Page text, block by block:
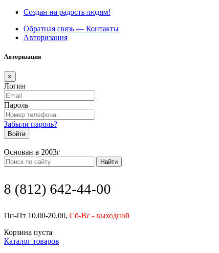
Создан на радость людям!
Обратная связь — Контакты
Авторизация
Авторизация
×
Логин
Пароль
Забыли пароль?
Войти
Основан в 2003г
Найти
8 (812) 642-44-00
Пн-Пт 10.00-20.00, Сб-Вс - выходной
Корзина пуста
Каталог товаров